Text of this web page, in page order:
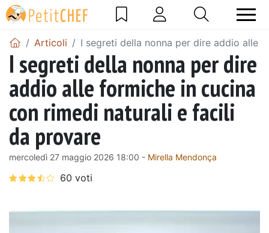
Articoli I segreti della nonna per dire addio alle
I segreti della nonna per dire
addio alle formiche in cucina
con rimedi naturali e facili
da provare
mercoledì 27 maggio 2026 18:00 - Mirella Mendonça